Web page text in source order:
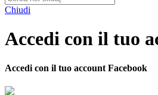
Chiudi
Accedi con il tuo
Accedi con il tuo account Facebook